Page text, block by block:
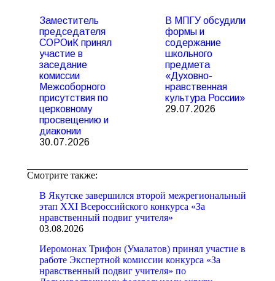
Заместитель
председателя
СОРОиК принял
участие в
заседание
комиссии
Межсоборного
присутствия по
церковному
просвещению и
диаконии
30.07.2026
В МПГУ обсудили
формы и
содержание
школьного
предмета
«Духовно-
нравственная
культура России»
29.07.2026
Смотрите также:
В Якутске завершился второй межрегиональный
этап XXI Всероссийского конкурса «За
нравственный подвиг учителя»
03.08.2026
Иеромонах Трифон (Умалатов) принял участие в
работе Экспертной комиссии конкурса «За
нравственный подвиг учителя» по